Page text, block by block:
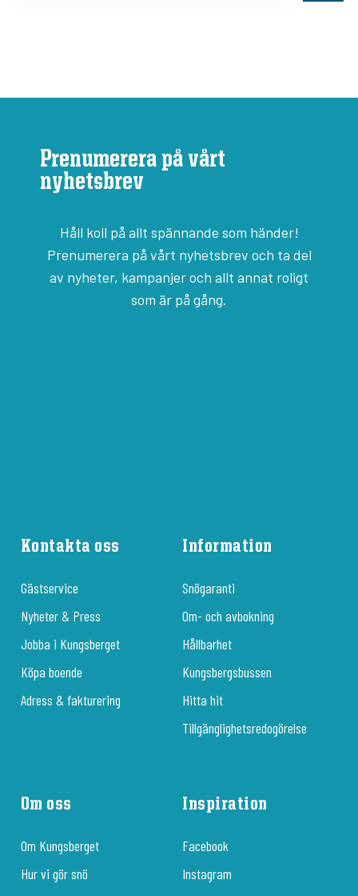
Prenumerera på vårt
nyhetsbrev
Håll koll på allt spännande som händer!
Prenumerera på vårt nyhetsbrev och ta del
av nyheter, kampanjer och allt annat roligt
som är på gång.
Kontakta oss
Gästservice
Nyheter & Press
Jobba i Kungsberget
Köpa boende
Adress & fakturering
Information
Snögaranti
Om- och avbokning
Hållbarhet
Kungsbergsbussen
Hitta hit
Tillgänglighetsredogörelse
Om oss
Om Kungsberget
Hur vi gör snö
Inspiration
Facebook
Instagram